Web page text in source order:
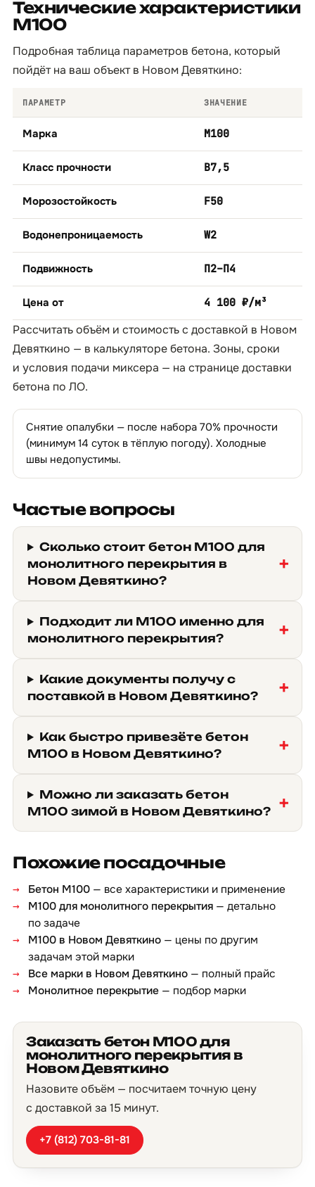
Технические характеристики
М100
Подробная таблица параметров бетона, который
пойдёт на ваш объект в Новом Девяткино:
ПАРАМЕТР ЗНАЧЕНИЕ
Марка М100
Класс прочности B7,5
Морозостойкость F50
Водонепроницаемость W2
Подвижность П2–П4
Цена от 4 100 ₽/м³
Рассчитать объём и стоимость с доставкой в Новом
Девяткино — в калькуляторе бетона. Зоны, сроки
и условия подачи миксера — на страницедоставки
бетона по ЛО.
Снятие опалубки — после набора 70% прочности
(минимум 14 суток в тёплую погоду). Холодные
швы недопустимы.
Частые вопросы
Сколько стоит бетон М100 для
монолитного перекрытия в
Новом Девяткино?
Подходит ли М100 именно для
монолитного перекрытия?
Какие документы получу с
поставкой в Новом Девяткино?
Как быстро привезёте бетон
М100 в Новом Девяткино?
Можно ли заказать бетон
М100 зимой в Новом Девяткино?
Похожие посадочные
Бетон М100 — все характеристики и применение
М100 для монолитного перекрытия — детально
по задаче
М100 в Новом Девяткино — цены по другим
задачам этой марки
Все марки в Новом Девяткино — полный прайс
Монолитное перекрытие — подбор марки
Заказать бетон М100 для
монолитного перекрытия в
Новом Девяткино
Назовите объём — посчитаем точную цену
с доставкой за 15 минут.
+7 (812) 703-81-81